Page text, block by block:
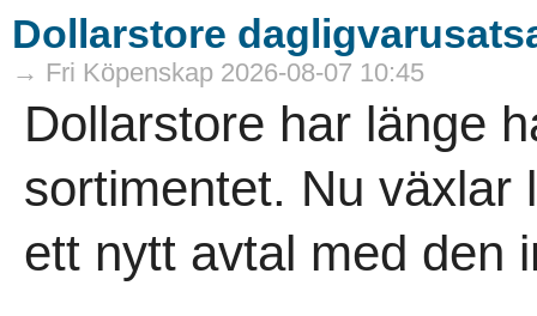
Dollarstore
→ Fri Köpenskap 2026-08-07 10:45
Dollarstore har länge
sortimentet. Nu växlar
ett nytt avtal med den